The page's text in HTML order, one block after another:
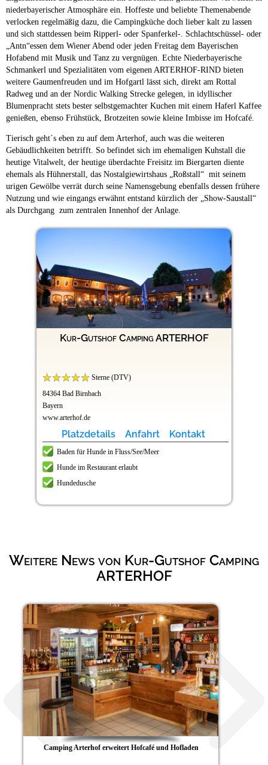
niederbayerischer Atmosphäre ein. Hoffeste und beliebte Themenabende
verlocken regelmäßig dazu, die Campingküche doch lieber kalt zu lassen
und sich stattdessen beim Ripperl- oder Spanferkel-. Schlachtschüssel- oder
„Antn“essen dem Wiener Abend oder jeden Freitag dem Bayerischen
Hofabend mit Musik und Tanz zu vergnügen. Echte Niederbayerische
Schmankerl und Spezialitäten vom eigenen ARTERHOF-RIND bieten
weitere Gaumenfreuden und im Hofgartl lässt sich, direkt am Rottal
Radweg und an der Nordic Walking Strecke gelegen, in idyllischer
Blumenpracht stets bester selbstgemachter Kuchen mit einem Haferl Kaffee
genießen, ebenso Frühstück, Brotzeiten sowie kleine Imbisse im Hofcafé.
Tierisch geht´s eben zu auf dem Arterhof, auch was die weiteren
Gebäudlichkeiten betrifft. So befindet sich im ehemaligen Kuhstall die
heutige Vitalwelt, der heutige überdachte Freisitz im Biergarten diente
ehemals als Hühnerstall, das Nostalgiewirtshaus „Roßstall“ mit seinem
urigen Gewölbe verrät durch seine Namensgebung ebenfalls dessen frühere
Nutzung und wie eingangs erwähnt entstand kürzlich der „Show-Saustall“
als Durchgang zum zentralen Innenhof der Anlage.
Kur-Gutshof Camping ARTERHOF
Sterne (DTV)
84364 Bad Birnbach
Bayern
www.arterhof.de
Platzdetails Anfahrt Kontakt
Baden für Hunde in Fluss/See/Meer
Hunde im Restaurant erlaubt
Hundedusche
Weitere News von Kur-Gutshof Camping
ARTERHOF
Vital durch den Winter